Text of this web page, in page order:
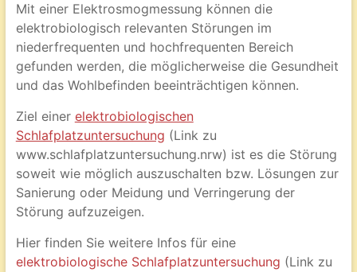
Mit einer Elektrosmogmessung können die
elektrobiologisch relevanten Störungen im
niederfrequenten und hochfrequenten Bereich
gefunden werden, die möglicherweise die Gesundheit
und das Wohlbefinden beeinträchtigen können.
Ziel einer elektrobiologischen
Schlafplatzuntersuchung (Link zu
www.schlafplatzuntersuchung.nrw) ist es die Störung
soweit wie möglich auszuschalten bzw. Lösungen zur
Sanierung oder Meidung und Verringerung der
Störung aufzuzeigen.
Hier finden Sie weitere Infos für eine
elektrobiologische Schlafplatzuntersuchung (Link zu